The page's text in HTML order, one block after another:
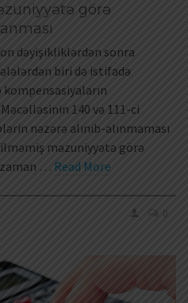
görə
dəyişikliklərdən sonra
biri də istifadə
140 və 111-ci
nəzərə alınıb-alınmaması
məzuniyyətə görə
zaman … Read More
0